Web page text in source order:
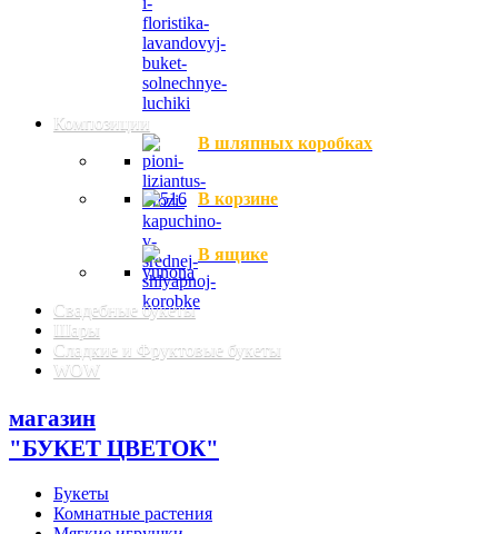
Композиции
В шляпных коробках
В корзине
В ящике
Свадебные букеты
Шары
Сладкие и Фруктовые букеты
WOW
магазин
"БУКЕТ ЦВЕТОК"
Букеты
Комнатные растения